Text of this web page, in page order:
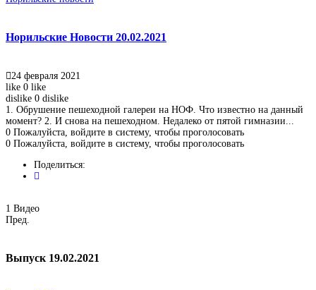
Норильские Новости 20.02.2021
24 февраля 2021
like 0 like
dislike 0 dislike
1. Обрушение пешеходной галереи на НОФ. Что известно на данный
момент? 2. И снова на пешеходном. Недалеко от пятой гимназии...
0 Пожалуйста, войдите в систему, чтобы проголосовать
0 Пожалуйста, войдите в систему, чтобы проголосовать
Поделиться:
1 Видео
Пред.
Выпуск 19.02.2021